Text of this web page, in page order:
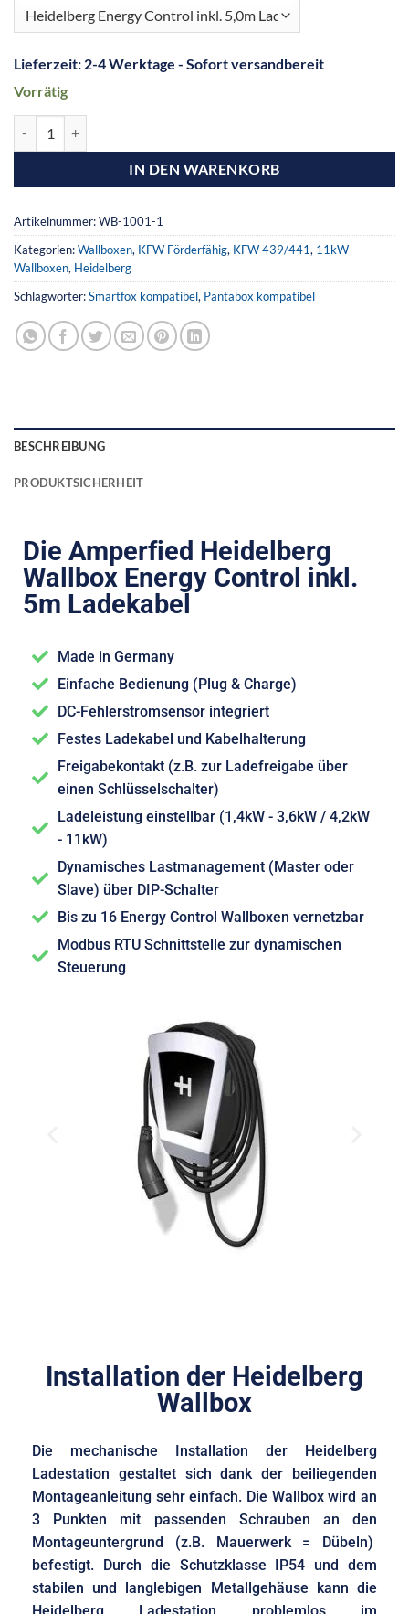
Lieferzeit: 2-4 Werktage - Sofort versandbereit
Vorrätig
IN DEN WARENKORB
Artikelnummer:WB-1001-1
Kategorien:Wallboxen, KFW Förderfähig, KFW 439/441, 11kW
Wallboxen, Heidelberg
Schlagwörter:Smartfox kompatibel, Pantabox kompatibel
BESCHREIBUNG
PRODUKTSICHERHEIT
Die Amperfied Heidelberg
Wallbox Energy Control inkl.
5m Ladekabel
Made in Germany
Einfache Bedienung (Plug & Charge)
DC-Fehlerstromsensor integriert
Festes Ladekabel und Kabelhalterung
Freigabekontakt (z.B. zur Ladefreigabe über
einen Schlüsselschalter)
Ladeleistung einstellbar (1,4kW - 3,6kW / 4,2kW
- 11kW)
Dynamisches Lastmanagement (Master oder
Slave) über DIP-Schalter
Bis zu 16 Energy Control Wallboxen vernetzbar
Modbus RTU Schnittstelle zur dynamischen
Steuerung
Installation der Heidelberg
Wallbox
Die mechanische Installation der Heidelberg
Ladestation gestaltet sich dank der beiliegenden
Montageanleitung sehr einfach. Die Wallbox wird an
3 Punkten mit passenden Schrauben an den
Montageuntergrund (z.B. Mauerwerk = Dübeln)
befestigt. Durch die Schutzklasse IP54 und dem
stabilen und langlebigen Metallgehäuse kann die